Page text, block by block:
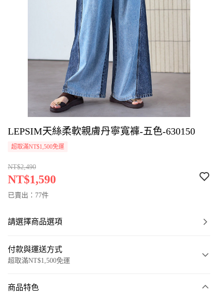
LEPSIM天絲柔軟親膚丹寧寬褲-五色-630150
超取滿NT$1,500免運
NT$2,490
NT$1,590
已賣出：77件
請選擇商品選項
付款與運送方式
超取滿NT$1,500免運
商品特色